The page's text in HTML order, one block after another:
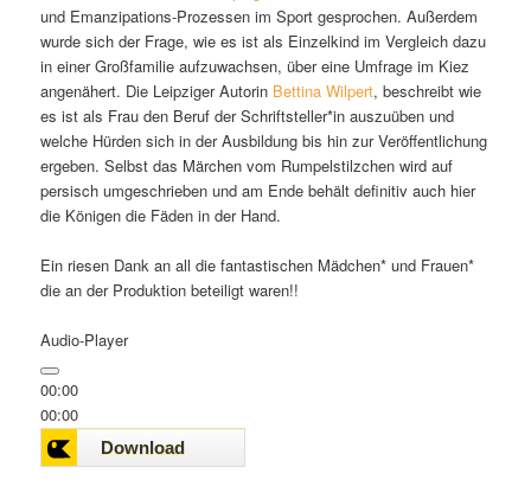
und Emanzipations-Prozessen im Sport gesprochen. Außerdem
wurde sich der Frage, wie es ist als Einzelkind im Vergleich dazu
in einer Großfamilie aufzuwachsen, über eine Umfrage im Kiez
angenähert. Die Leipziger Autorin Bettina Wilpert, beschreibt wie
es ist als Frau den Beruf der Schriftsteller*in auszuüben und
welche Hürden sich in der Ausbildung bis hin zur Veröffentlichung
ergeben. Selbst das Märchen vom Rumpelstilzchen wird auf
persisch umgeschrieben und am Ende behält definitiv auch hier
die Königen die Fäden in der Hand.
Ein riesen Dank an all die fantastischen Mädchen* und Frauen*
die an der Produktion beteiligt waren!!
Audio-Player
00:00
00:00
00:00